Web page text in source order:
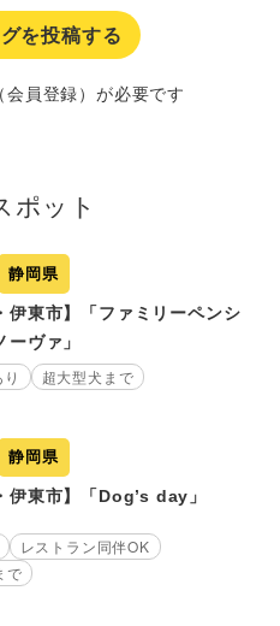
を投稿する
員登録）が必要です
ポット
静岡県
伊東市】「ファミリーペンシ
ーヴァ」
超大型犬まで
静岡県
伊東市】「Dog’s day」
レストラン同伴OK
で